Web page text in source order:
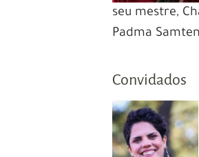
seu mestre,
Padma
Convidados